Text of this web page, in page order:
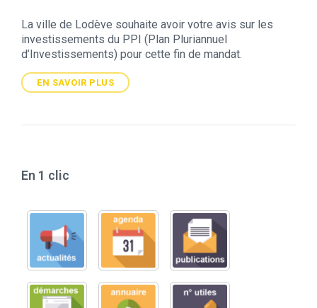
La ville de Lodève souhaite avoir votre avis sur les
investissements du PPI (Plan Pluriannuel
d’Investissements) pour cette fin de mandat.
EN SAVOIR PLUS
En 1 clic